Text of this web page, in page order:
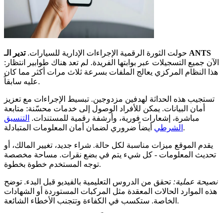
حولت الثورة الرقمية الإجراءات الإدارية للسيارات. تدير الـ ANTS
الآن جميع التسجيلات عبر بوابتها الفريدة. لم تعد هناك طوابير انتظار:
هذا النظام المركزي يعالج الملفات بسرعة ثلاث مرات أكثر مما كان
عليه سابقاً.
تستجيب هذه الحداثة لهدفين مزدوجين. تبسيط الإجراءات مع تعزيز
أمان البيانات. يمكن للأفراد الوصول إلى خدمات محسّنة: متابعة
مباشرة، إشعارات فورية، وأرشفة رقمية للمستندات. التنسيق
الشرطي أيضاً ضروري لضمان أمان المعلومات المتبادلة.
يقدم الموقع ميزات مناسبة لكل حالة. شراء جديد، تغيير المالك، أو
تحديث المعلومات - كل شيء يتم في بضع نقرات. مساحة مخصصة
توجه المستخدم خطوة بخطوة.
نصيحة عملية: تحقق من الدروس التعليمية بالفيديو قبل البدء. توضح
هذه الموارد الحالات المعقدة مثل المركبات المستوردة أو الشهادات
الخاصة. ستكسب في الكفاءة وتتجنب الأخطاء الشائعة.